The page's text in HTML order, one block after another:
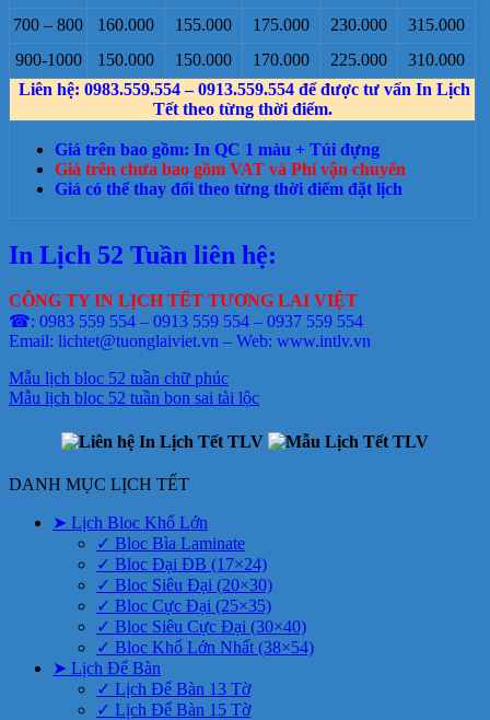
700 – 800
160.000 155.000 175.000 230.000
315.000
900-1000
150.000 150.000 170.000 225.000
310.000
Liên hệ: 0983.559.554 – 0913.559.554 để được tư vấn In Lịch
Tết theo từng thời điểm.
Giá trên bao gồm: In QC 1 màu + Túi đựng
Giá trên chưa bao gồm VAT và Phí vận chuyển
Giá có thể thay đổi theo từng thời điểm đặt lịch
In Lịch 52 Tuần liên hệ:
CÔNG TY IN LỊCH TẾT TƯƠNG LAI VIỆT
☎: 0983 559 554 – 0913 559 554 – 0937 559 554
Email: lichtet@tuonglaiviet.vn – Web: www.intlv.vn
Mẫu lịch bloc 52 tuần chữ phúc
Mẫu lịch bloc 52 tuần bon sai tài lộc
DANH MỤC LỊCH TẾT
➤ Lịch Bloc Khổ Lớn
✓ Bloc Bìa Laminate
✓ Bloc Đại ĐB (17×24)
✓ Bloc Siêu Đại (20×30)
✓ Bloc Cực Đại (25×35)
✓ Bloc Siêu Cực Đại (30×40)
✓ Bloc Khổ Lớn Nhất (38×54)
➤ Lịch Để Bàn
✓ Lịch Để Bàn 13 Tờ
✓ Lịch Để Bàn 15 Tờ